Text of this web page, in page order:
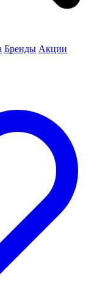
Бренды Акции